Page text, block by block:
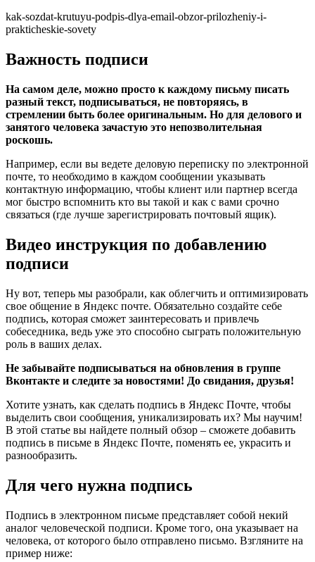
kak-sozdat-krutuyu-podpis-dlya-email-obzor-prilozheniy-i-
prakticheskie-sovety
Важность подписи
На самом деле, можно просто к каждому письму писать
разный текст, подписываться, не повторяясь, в
стремлении быть более оригинальным. Но для делового и
занятого человека зачастую это непозволительная
роскошь.
Например, если вы ведете деловую переписку по электронной
почте, то необходимо в каждом сообщении указывать
контактную информацию, чтобы клиент или партнер всегда
мог быстро вспомнить кто вы такой и как с вами срочно
связаться (где лучше зарегистрировать почтовый ящик).
Видео инструкция по добавлению
подписи
Ну вот, теперь мы разобрали, как облегчить и оптимизировать
свое общение в Яндекс почте. Обязательно создайте себе
подпись, которая сможет заинтересовать и привлечь
собеседника, ведь уже это способно сыграть положительную
роль в ваших делах.
Не забывайте подписываться на обновления в группе
Вконтакте и следите за новостями! До свидания, друзья!
Хотите узнать, как сделать подпись в Яндекс Почте, чтобы
выделить свои сообщения, уникализировать их? Мы научим!
В этой статье вы найдете полный обзор – сможете добавить
подпись в письме в Яндекс Почте, поменять ее, украсить и
разнообразить.
Для чего нужна подпись
Подпись в электронном письме представляет собой некий
аналог человеческой подписи. Кроме того, она указывает на
человека, от которого было отправлено письмо. Взгляните на
пример ниже: